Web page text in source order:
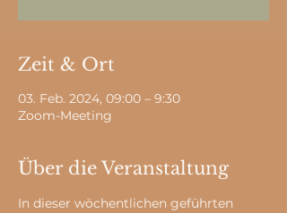
Zeit & Ort
03. Feb. 2024, 09:00 – 9:30
Zoom-Meeting
Über die Veranstaltung
In dieser wöchentlichen geführten